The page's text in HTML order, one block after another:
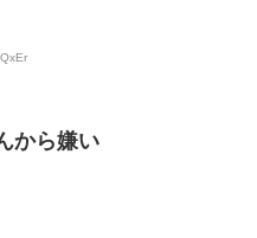
から嫌い